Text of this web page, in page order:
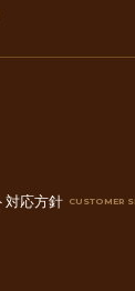
対応方針 CUSTOMER